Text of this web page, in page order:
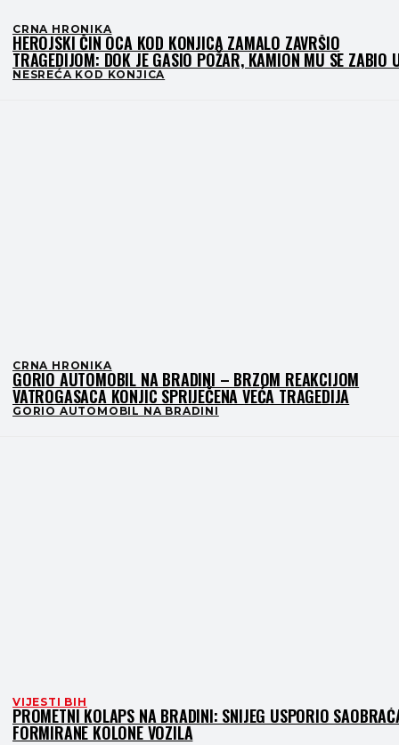
CRNA HRONIKA
HEROJSKI ČIN OCA KOD KONJICA ZAMALO ZAVRŠIO
TRAGEDIJOM: DOK JE GASIO POŽAR, KAMION MU SE ZABIO
AUTO S DJETETOM
NESREĆA KOD KONJICA
CRNA HRONIKA
GORIO AUTOMOBIL NA BRADINI – BRZOM REAKCIJOM
VATROGASACA KONJIC SPRIJEČENA VEĆA TRAGEDIJA
GORIO AUTOMOBIL NA BRADINI
VIJESTI BIH
PROMETNI KOLAPS NA BRADINI: SNIJEG USPORIO
FORMIRANE KOLONE VOZILA